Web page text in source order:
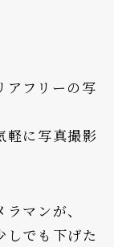
アフリーの写
軽に写真撮影
マンが、
しでも下げた